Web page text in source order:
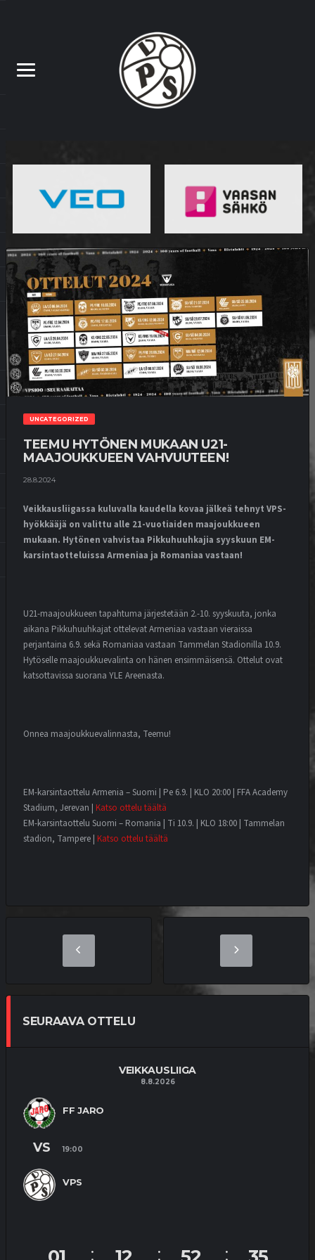
UNCATEGORIZED
TEEMU HYTÖNEN MUKAAN U21-
MAAJOUKKUEEN VAHVUUTEEN!
28.8.2024
Veikkausliigassa kuluvalla kaudella kovaa jälkeä tehnyt VPS-
hyökkääjä on valittu alle 21-vuotiaiden maajoukkueen
mukaan. Hytönen vahvistaa Pikkuhuuhkajia syyskuun EM-
karsintaotteluissa Armeniaa ja Romaniaa vastaan!
U21-maajoukkueen tapahtuma järjestetään 2.-10. syyskuuta, jonka
aikana Pikkuhuuhkajat ottelevat Armeniaa vastaan vieraissa
perjantaina 6.9. sekä Romaniaa vastaan Tammelan Stadionilla 10.9.
Hytöselle maajoukkuevalinta on hänen ensimmäisensä. Ottelut ovat
katsottavissa suorana YLE Areenasta.
Onnea maajoukkuevalinnasta, Teemu!
EM-karsintaottelu Armenia – Suomi | Pe 6.9. | KLO 20:00 | FFA Academy
Stadium, Jerevan | Katso ottelu täältä
EM-karsintaottelu Suomi – Romania | Ti 10.9. | KLO 18:00 | Tammelan
stadion, Tampere | Katso ottelu täältä
SEURAAVA OTTELU
VEIKKAUSLIIGA
8.8.2026
FF JARO
VPS
VS 19:00